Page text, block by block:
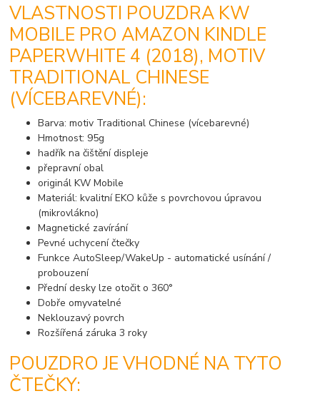
VLASTNOSTI POUZDRA KW
MOBILE PRO AMAZON KINDLE
PAPERWHITE 4 (2018), MOTIV
TRADITIONAL CHINESE
(VÍCEBAREVNÉ):
Barva: motiv Traditional Chinese (vícebarevné)
Hmotnost: 95g
hadřík na čištění displeje
přepravní obal
originál KW Mobile
Materiál: kvalitní EKO kůže s povrchovou úpravou
(mikrovlákno)
Magnetické zavírání
Pevné uchycení čtečky
Funkce AutoSleep/WakeUp - automatické usínání /
probouzení
Přední desky lze otočit o 360°
Dobře omyvatelné
Neklouzavý povrch
Rozšířená záruka 3 roky
POUZDRO JE VHODNÉ NA TYTO
ČTEČKY: